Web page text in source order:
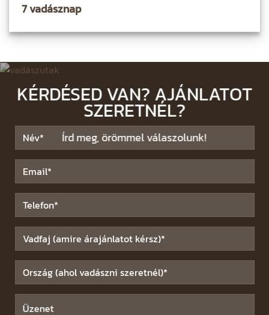
7 vadásznap
KÉRDÉSED VAN? AJÁNLATOT
SZERETNÉL?
Írd meg, örömmel válaszolunk!